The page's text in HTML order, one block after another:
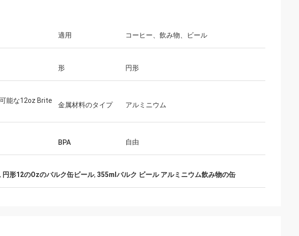
適用 コーヒー、飲み物、ビール
形 円形
能な12oz Brite
金属材料のタイプ アルミニウム
BPA 自由
, 円形12のOzのバルク缶ビール, 355mlバルク ビール アルミニウム飲み物の缶